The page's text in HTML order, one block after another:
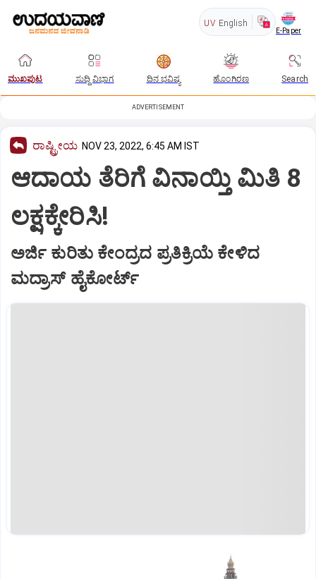
UV English
E-Paper
ಮುಖಪುಟ ಸುದ್ದಿ ವಿಭಾಗ ದಿನ ಭವಿಷ್ಯ ಹೊಂಗಿರಣ Search
ADVERTISEMENT
ರಾಷ್ಟ್ರೀಯ NOV 23, 2022, 6:45 AM IST
ಆದಾಯ ತೆರಿಗೆ ವಿನಾಯ್ತಿ ಮಿತಿ 8
ಲಕ್ಷಕ್ಕೇರಿಸಿ!
ಅರ್ಜಿ ಕುರಿತು ಕೇಂದ್ರದ ಪ್ರತಿಕ್ರಿಯೆ ಕೇಳಿದ
ಮದ್ರಾಸ್‌ ಹೈಕೋರ್ಟ್‌